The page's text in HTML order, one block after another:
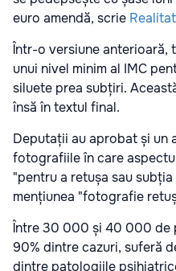
euro amendă, scrie
Într-o versiune anterioară,
unui nivel minim al IMC
siluete prea subțiri.
însă în textul final.
Deputații au aprobat și un
fotografiile în care
"pentru a retușa sau
mențiunea "fotografie
Între 30 000 și 40 000 de
90% dintre cazuri, suferă
dintre patologiile